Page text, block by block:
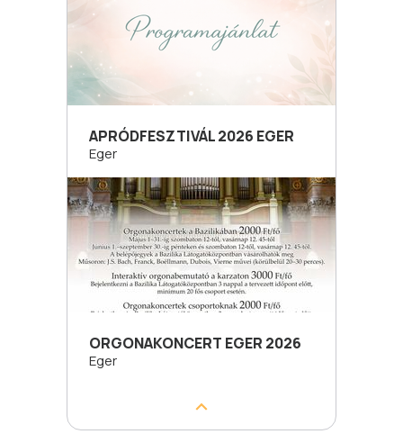
APRÓDFESZTIVÁL 2026 EGER
Eger
ORGONAKONCERT EGER 2026
Eger